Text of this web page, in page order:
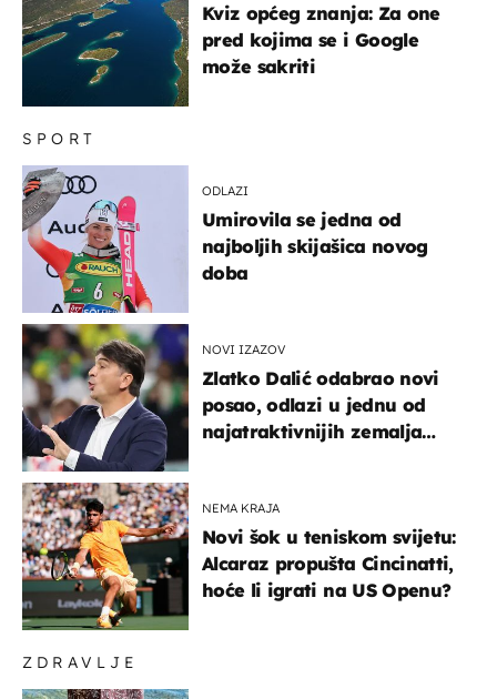
ZDRAVLJE
SPORT
ODLAZI
Umirovila se jedna od
najboljih skijašica novog
doba
NOVI IZAZOV
Zlatko Dalić odabrao novi
posao, odlazi u jednu od
najatraktivnijih zemalja
NEMA KRAJA
Novi šok u teniskom svijetu:
Alcaraz propušta Cincinatti,
hoće li igrati na US Openu?
Kviz općeg znanja: Za one
pred kojima se i Google
može sakriti